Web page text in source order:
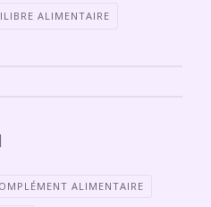
ALIMENTAIRE
ALIMENTAIRE